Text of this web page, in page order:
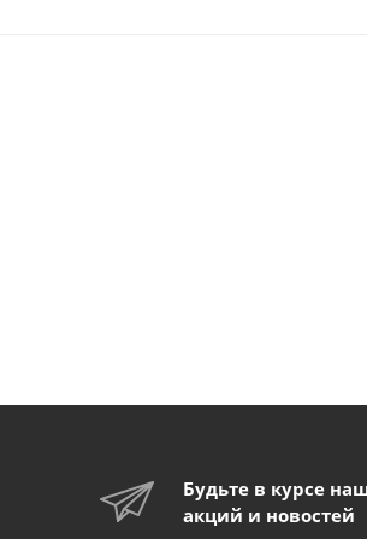
Будьте в курсе
акций и новостей